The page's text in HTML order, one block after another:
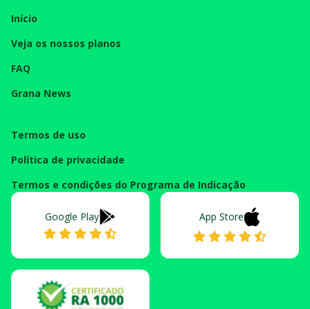
Início
Veja os nossos planos
FAQ
Grana News
Termos de uso
Política de privacidade
Termos e condições do Programa de Indicação
Google Play App Store